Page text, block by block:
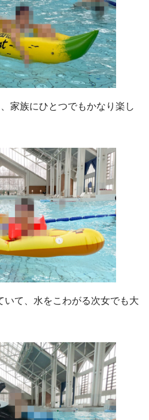
家族にひとつでもかなり楽し
いて、水をこわがる次女でも大